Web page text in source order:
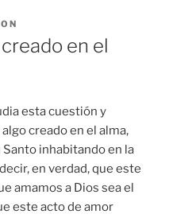
en el
esta cuestión y
creado en el alma,
inhabitando en la
en verdad, que este
amamos a Dios sea el
este acto de amor